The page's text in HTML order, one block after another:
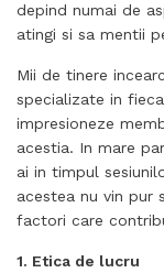
depind numai de
atingi si sa mentii
Mii de tinere
specializate in
impresioneze
acestia. In mare
ai in timpul
acestea nu vin pur
factori care
1. Etica de lucru